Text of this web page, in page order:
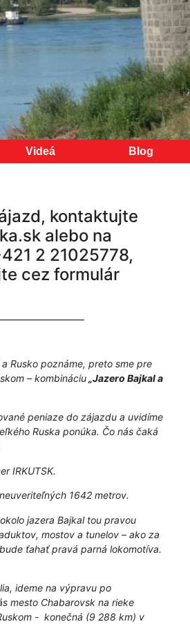
Videá Blog
kontaktujte
alebo na
2 21025778,
cez formulár
Rusko poznáme, preto sme pre
– kombináciu„Jazero Bajkal a
peniaze do zájazdu a uvidíme
Ruska ponúka. Čo nás čaká
IRKUTSK.
1642 metrov.
jazera Bajkal tou pravou
mostov a tunelov – ako za
ťahať pravá parná lokomotíva.
ideme na výpravu po
mesto Chabarovsk na rieke
- konečná (9 288 km) v